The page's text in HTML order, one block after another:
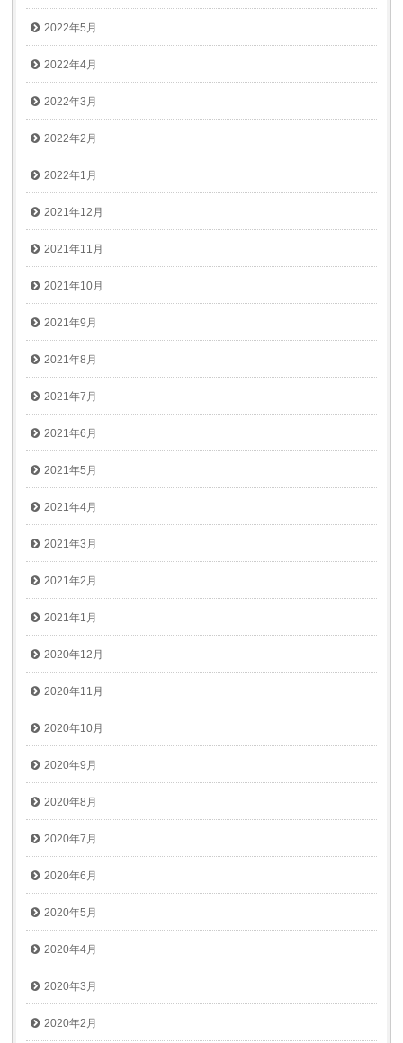
2022年5月
2022年4月
2022年3月
2022年2月
2022年1月
2021年12月
2021年11月
2021年10月
2021年9月
2021年8月
2021年7月
2021年6月
2021年5月
2021年4月
2021年3月
2021年2月
2021年1月
2020年12月
2020年11月
2020年10月
2020年9月
2020年8月
2020年7月
2020年6月
2020年5月
2020年4月
2020年3月
2020年2月